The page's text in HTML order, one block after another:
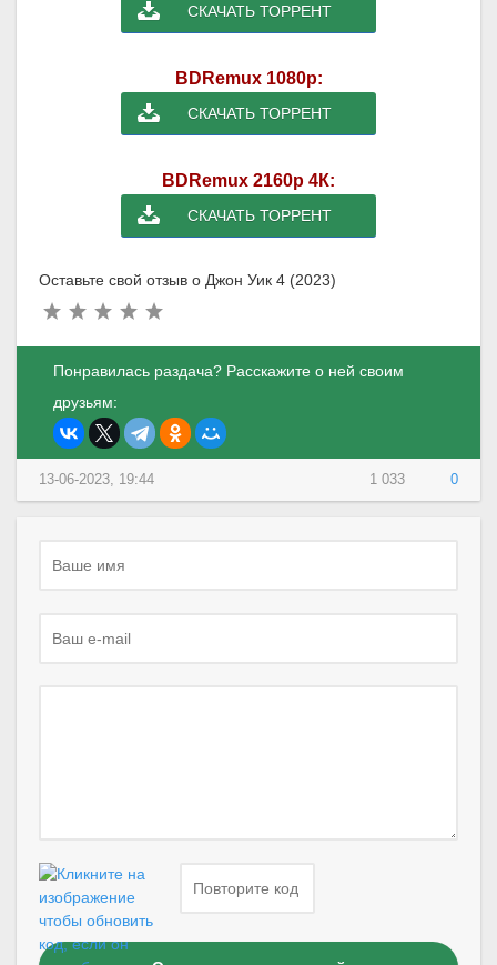
СКАЧАТЬ ТОРРЕНТ
BDRemux 1080p:
СКАЧАТЬ ТОРРЕНТ
BDRemux 2160p 4К:
СКАЧАТЬ ТОРРЕНТ
Оставьте свой отзыв о Джон Уик 4 (2023)
Понравилась раздача? Расскажите о ней своим
друзьям:
1 033 0
13-06-2023, 19:44